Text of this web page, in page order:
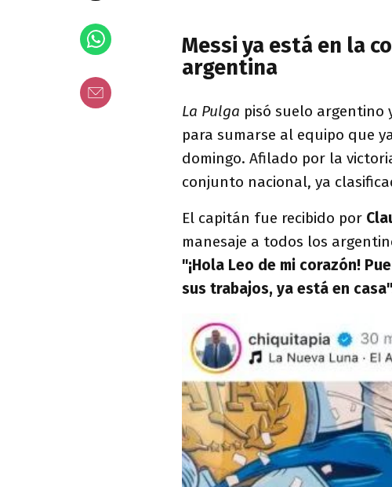
Messi ya está en la
argentina
La Pulga pisó suelo argentino
para sumarse al equipo que
domingo. Afilado por la
conjunto nacional, ya
El capitán fue recibido por
manesaje a todos los
"¡Hola Leo de mi corazón!
sus trabajos, ya está en